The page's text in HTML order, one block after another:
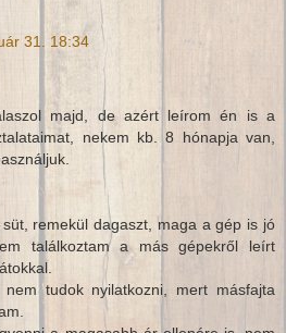
31. 18:34
majd, de azért leírom én is a
nekem kb. 8 hónapja van,
remekül dagaszt, maga a gép is jó
találkoztam a más gépekről leírt
nem tudok nyilatkozni, mert másfajta